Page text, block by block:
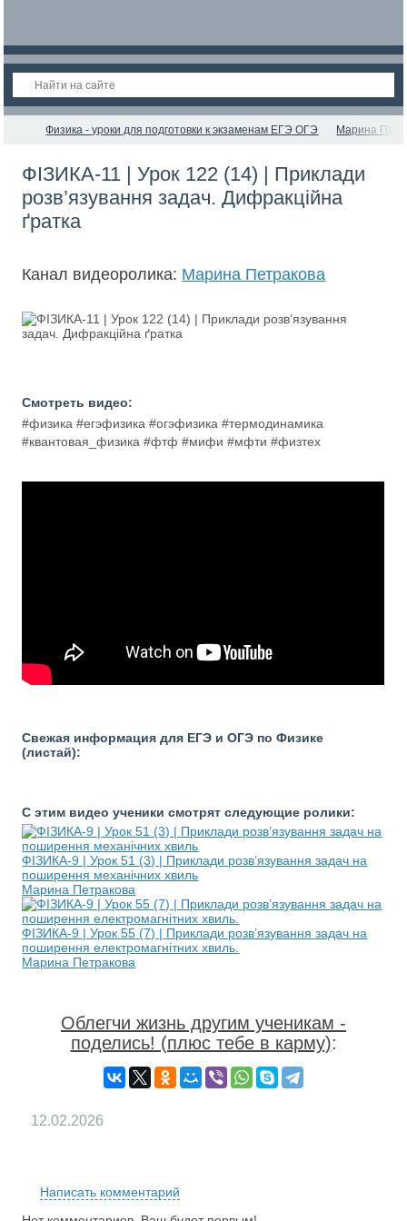
Физика - уроки для подготовки к экзаменам ЕГЭ ОГЭ Марина
ФІЗИКА-11 | Урок 122 (14) | Приклади
розв’язування задач. Дифракційна
ґратка
Канал видеоролика: Марина Петракова
Смотреть видео:
#физика #егэфизика #огэфизика #термодинамика
#квантовая_физика #фтф #мифи #мфти #физтех
Свежая информация для ЕГЭ и ОГЭ по Физике
(листай):
С этим видео ученики смотрят следующие ролики:
ФІЗИКА-9 | Урок 51 (3) | Приклади розв’язування задач на
поширення механічних хвиль
Марина Петракова
ФІЗИКА-9 | Урок 55 (7) | Приклади розв’язування задач на
поширення електромагнітних хвиль.
Марина Петракова
Облегчи жизнь другим ученикам -
поделись! (плюс тебе в карму):
12.02.2026
Написать комментарий